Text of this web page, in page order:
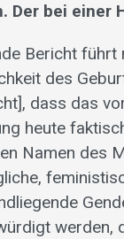
Der bei einer
Bericht
des
dass das
heute
Namen des
werden,